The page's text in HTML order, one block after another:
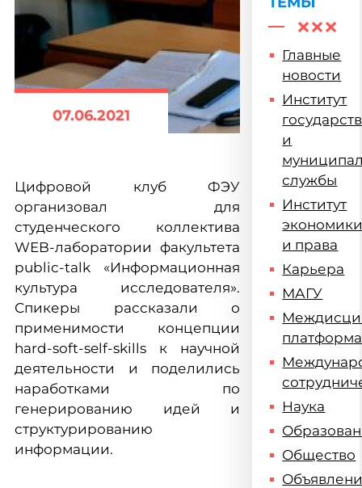
07.06.2021
Цифровой клуб ФЭУ
организовал для
студенческого коллектива
WEB-лаборатории факультета
public-talk «Информационная
культура исследователя».
Спикеры рассказали о
применимости концепции
hard-soft-self-skills к научной
деятельности и поделились
наработками по
генерированию идей и
структурированию
информации.
Главные
новости
Институт
и
службы
Институт
и права
Карьера
МАГУ
платформа
Наука
Общество